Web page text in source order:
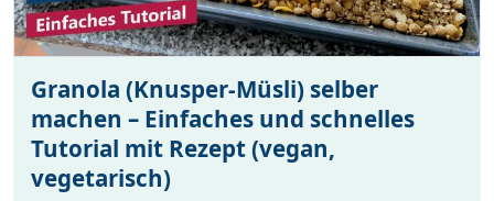
Granola (Knusper-Müsli) selber
machen – Einfaches und schnelles
Tutorial mit Rezept (vegan,
vegetarisch)